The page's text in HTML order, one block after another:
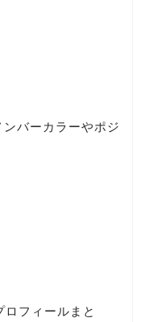
バーカラーやポジ
ロフィールまと